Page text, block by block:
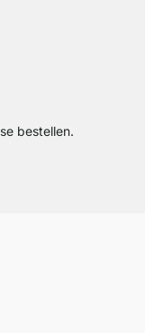
bestellen.